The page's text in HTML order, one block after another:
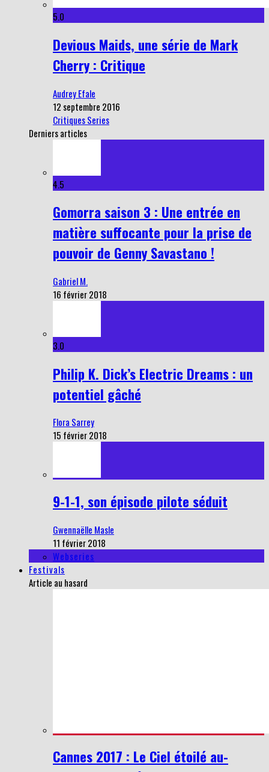
5.0
Devious Maids, une série de Mark
Cherry : Critique
Audrey Efale
12 septembre 2016
Critiques Series
Derniers articles
4.5
Gomorra saison 3 : Une entrée en
matière suffocante pour la prise de
pouvoir de Genny Savastano !
Gabriel M.
16 février 2018
3.0
Philip K. Dick’s Electric Dreams : un
potentiel gâché
Flora Sarrey
15 février 2018
9-1-1, son épisode pilote séduit
Gwennaëlle Masle
11 février 2018
Webseries
Festivals
Article au hasard
Cannes 2017 : Le Ciel étoilé au-